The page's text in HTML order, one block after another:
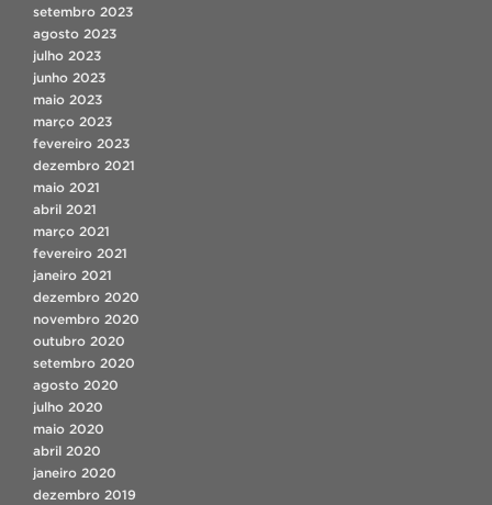
setembro 2023
agosto 2023
julho 2023
junho 2023
maio 2023
março 2023
fevereiro 2023
dezembro 2021
maio 2021
abril 2021
março 2021
fevereiro 2021
janeiro 2021
dezembro 2020
novembro 2020
outubro 2020
setembro 2020
agosto 2020
julho 2020
maio 2020
abril 2020
janeiro 2020
dezembro 2019